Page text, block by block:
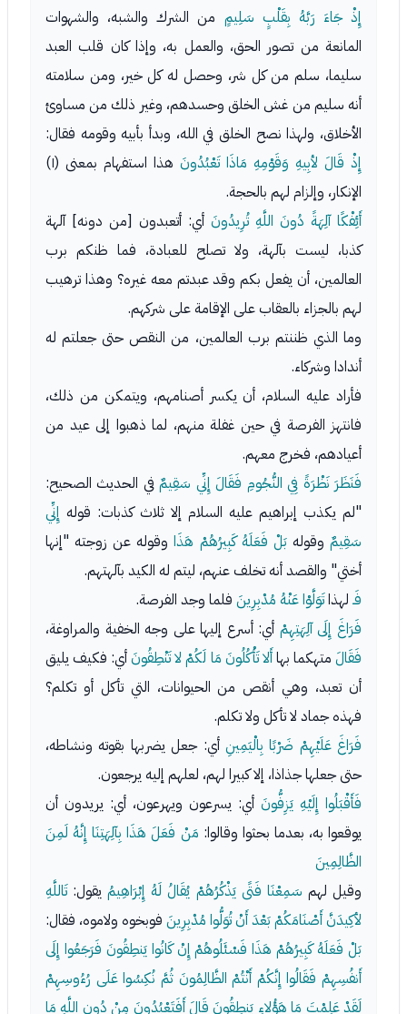
إِذْ جَاءَ رَبَّهُ بِقَلْبٍ سَلِيمٍ من الشرك والشبه، والشهوات
المانعة من تصور الحق، والعمل به، وإذا كان قلب العبد
سليما، سلم من كل شر، وحصل له كل خير، ومن سلامته
أنه سليم من غش الخلق وحسدهم، وغير ذلك من مساوئ
الأخلاق، ولهذا نصح الخلق في الله، وبدأ بأبيه وقومه فقال:
إِذْ قَالَ لأبِيهِ وَقَوْمِهِ مَاذَا تَعْبُدُونَ
هذا استفهام بمعنى (١)
الإنكار، وإلزام لهم بالحجة.
أَئِفْكًا آلِهَةً دُونَ اللَّهِ تُرِيدُونَ أي: أتعبدون [من دونه] آلهة
كذبا، ليست بآلهة، ولا تصلح للعبادة، فما ظنكم برب
العالمين، أن يفعل بكم وقد عبدتم معه غيره؟ وهذا ترهيب
لهم بالجزاء بالعقاب على الإقامة على شركهم.
وما الذي ظننتم برب العالمين، من النقص حتى جعلتم له
أندادا وشركاء.
فأراد عليه السلام، أن يكسر أصنامهم، ويتمكن من ذلك،
فانتهز الفرصة في حين غفلة منهم، لما ذهبوا إلى عيد من
أعيادهم، فخرج معهم.
فَنَظَرَ نَظْرَةً فِي النُّجُومِ فَقَالَ إِنِّي سَقِيمٌفي الحديث الصحيح:
"لم يكذب إبراهيم عليه السلام إلا ثلاث كذبات: قوله إِنِّي
سَقِيمٌوقولهبَلْ فَعَلَهُ كَبِيرُهُمْ هَذَاوقوله عن زوجته "إنها
أختي" والقصد أنه تخلف عنهم، ليتم له الكيد بآلهتهم.
فَـ لهذاتَوَلَّوْا عَنْهُ مُدْبِرِينَ فلما وجد الفرصة.
فَرَاغَ إِلَى آلِهَتِهِمْ أي: أسرع إليها على وجه الخفية والمراوغة،
فَقَالَمتهكما بهاأَلا تَأْكُلُونَ مَا لَكُمْ لا تَنْطِقُونَأي: فكيف يليق
أن تعبد، وهي أنقص من الحيوانات، التي تأكل أو تكلم؟
فهذه جماد لا تأكل ولا تكلم.
فَرَاغَ عَلَيْهِمْ ضَرْبًا بِالْيَمِينِ أي: جعل يضربها بقوته ونشاطه،
حتى جعلها جذاذا، إلا كبيرا لهم، لعلهم إليه يرجعون.
فَأَقْبَلُوا إِلَيْهِ يَزِفُّونَ أي: يسرعون ويهرعون، أي: يريدون أن
يوقعوا به، بعدما بحثوا وقالوا: مَنْ فَعَلَ هَذَا بِآلِهَتِنَا إِنَّهُ لَمِنَ
الظَّالِمِينَ
وقيل لهم سَمِعْنَا فَتًى يَذْكُرُهُمْ يُقَالُ لَهُ إِبْرَاهِيمُيقول:تَاللَّهِ
لأكِيدَنَّ أَصْنَامَكُمْ بَعْدَ أَنْ تُوَلُّوا مُدْبِرِينَ فوبخوه ولاموه، فقال:
بَلْ فَعَلَهُ كَبِيرُهُمْ هَذَا فَسْئَلُوهُمْ إِنْ كَانُوا يَنطِقُونَ فَرَجَعُوا إِلَى
أَنفُسِهِمْ فَقَالُوا إِنَّكُمْ أَنْتُمْ الظَّالِمُونَ ثُمَّ نُكِسُوا عَلَى رُءُوسِهِمْ
لَقَدْ عَلِمْتَ مَا هَؤُلاءِ يَنطِقُونَ قَالَ أَفَتَعْبُدُونَ مِنْ دُونِ اللَّهِ مَا